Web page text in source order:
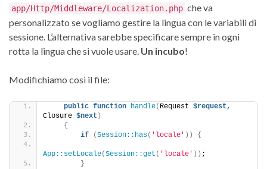
app/Http/Middleware/Localization.php che va
personalizzato se vogliamo gestire la lingua con le variabili di
sessione. L’alternativa sarebbe specificare sempre in ogni
rotta la lingua che si vuole usare. Un incubo!
Modifichiamo così il file:
public function handle( Request $request,
Closure $next )
{
if
(Session::has( 'locale' )) {
App::setLocale(Session::get ( 'locale' )) ;
}